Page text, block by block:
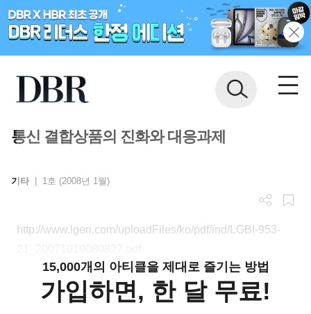
통신 결합상품의 진화와 대응과제
기타 1호 (2008년 1월)
http://www.lgeri.com/uploadFiles/ko/pdf/ind/LGBI-953-
15,000개의 아티클을 제대로 즐기는 방법
가입하면, 한 달 무료!